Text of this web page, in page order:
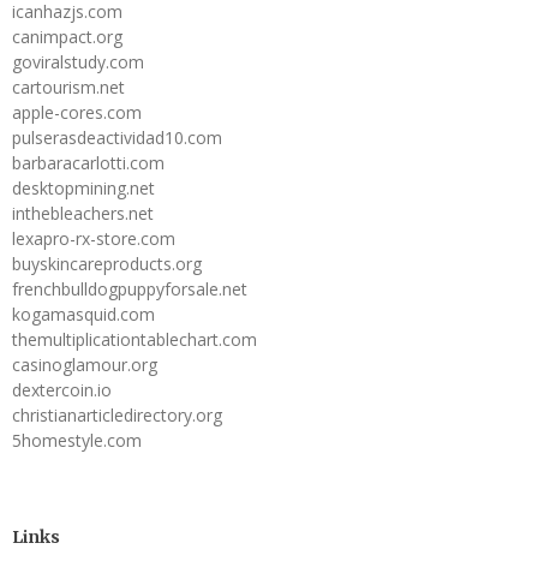
icanhazjs.com
canimpact.org
goviralstudy.com
cartourism.net
apple-cores.com
pulserasdeactividad10.com
barbaracarlotti.com
desktopmining.net
inthebleachers.net
lexapro-rx-store.com
buyskincareproducts.org
frenchbulldogpuppyforsale.net
kogamasquid.com
themultiplicationtablechart.com
casinoglamour.org
dextercoin.io
christianarticledirectory.org
5homestyle.com
Links